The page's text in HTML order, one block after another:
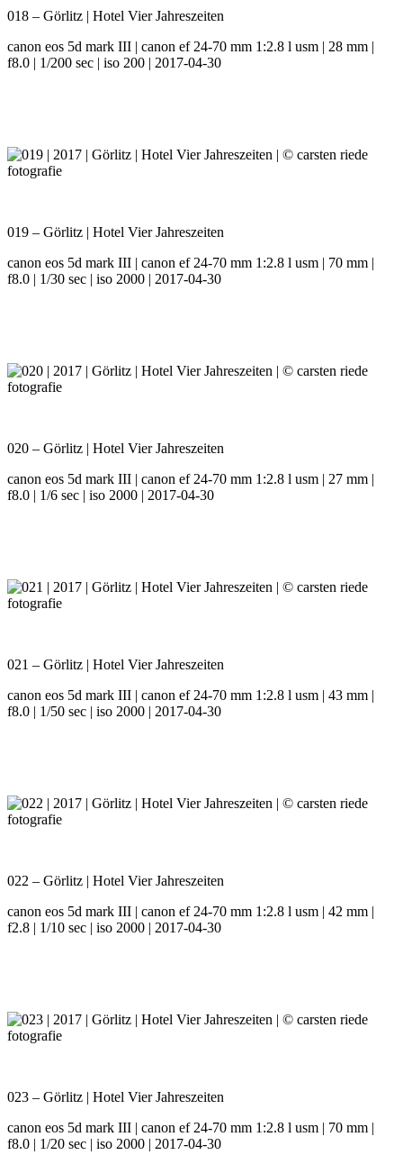
018 – Görlitz | Hotel Vier Jahreszeiten
canon eos 5d mark III | canon ef 24-70 mm 1:2.8 l usm | 28 mm |
f8.0 | 1/200 sec | iso 200 | 2017-04-30
019 – Görlitz | Hotel Vier Jahreszeiten
canon eos 5d mark III | canon ef 24-70 mm 1:2.8 l usm | 70 mm |
f8.0 | 1/30 sec | iso 2000 | 2017-04-30
020 – Görlitz | Hotel Vier Jahreszeiten
canon eos 5d mark III | canon ef 24-70 mm 1:2.8 l usm | 27 mm |
f8.0 | 1/6 sec | iso 2000 | 2017-04-30
021 – Görlitz | Hotel Vier Jahreszeiten
canon eos 5d mark III | canon ef 24-70 mm 1:2.8 l usm | 43 mm |
f8.0 | 1/50 sec | iso 2000 | 2017-04-30
022 – Görlitz | Hotel Vier Jahreszeiten
canon eos 5d mark III | canon ef 24-70 mm 1:2.8 l usm | 42 mm |
f2.8 | 1/10 sec | iso 2000 | 2017-04-30
023 – Görlitz | Hotel Vier Jahreszeiten
canon eos 5d mark III | canon ef 24-70 mm 1:2.8 l usm | 70 mm |
f8.0 | 1/20 sec | iso 2000 | 2017-04-30